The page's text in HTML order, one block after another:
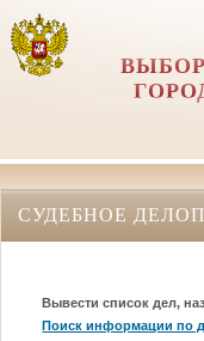
СУДЕБНОЕ
Вывести список дел,
Поиск информации по